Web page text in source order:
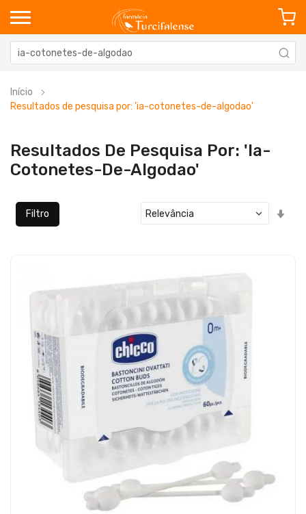
Início
Resultados de pesquisa por: 'ia-cotonetes-de-algodao'
Resultados De Pesquisa Por: 'ia-
Cotonetes-De-Algodao'
Filtro